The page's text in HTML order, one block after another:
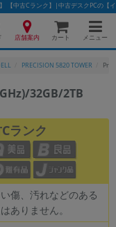
【中古Cランク】|中古デスクPCの【
店舗案内 カート メニュー
PRECISION 5820 TOWER
32GB/2TB
ランク
傷、汚れなどのある
ありません。